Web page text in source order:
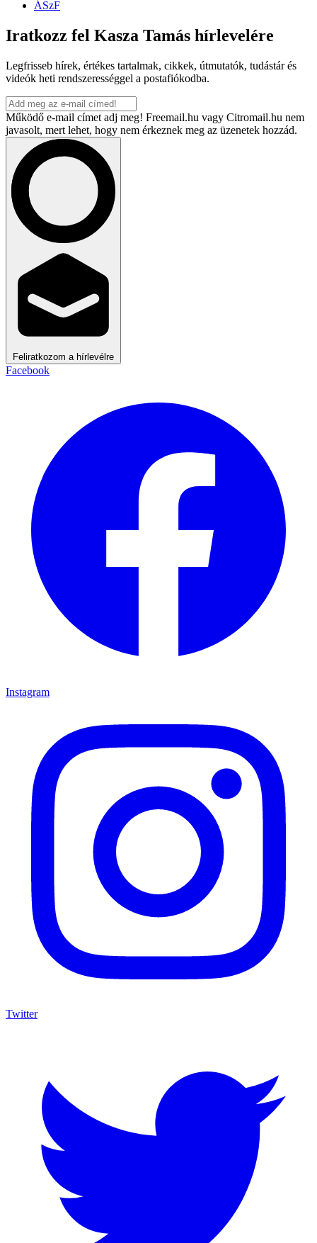
ÁSzF
Iratkozz fel Kasza Tamás hírlevelére
Legfrisseb hírek, értékes tartalmak, cikkek, útmutatók, tudástár és
videók heti rendszerességgel a postafiókodba.
Működő e-mail címet adj meg! Freemail.hu vagy Citromail.hu nem
javasolt, mert lehet, hogy nem érkeznek meg az üzenetek hozzád.
Feliratkozom a hírlevélre
Facebook
Instagram
Twitter